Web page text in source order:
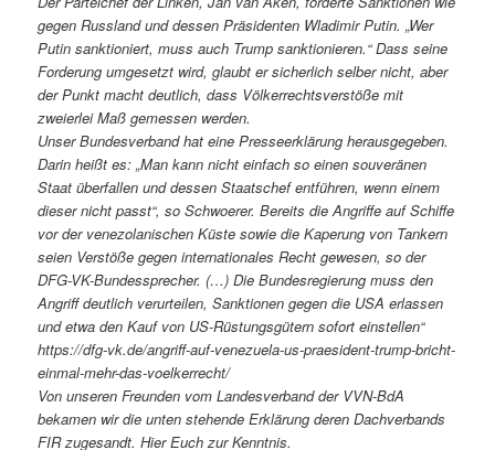
gegen Russland und dessen Präsidenten Wladimir Putin. „Wer
Putin sanktioniert, muss auch Trump sanktionieren.“ Dass seine
Forderung umgesetzt wird, glaubt er sicherlich selber nicht, aber
der Punkt macht deutlich, dass Völkerrechtsverstöße mit
zweierlei Maß gemessen werden.
Unser Bundesverband hat eine Presseerklärung herausgegeben.
Darin heißt es: „Man kann nicht einfach so einen souveränen
Staat überfallen und dessen Staatschef entführen, wenn einem
dieser nicht passt“, so Schwoerer. Bereits die Angriffe auf Schiffe
vor der venezolanischen Küste sowie die Kaperung von Tankern
seien Verstöße gegen internationales Recht gewesen, so der
DFG-VK-Bundessprecher. (…) Die Bundesregierung muss den
Angriff deutlich verurteilen, Sanktionen gegen die USA erlassen
und etwa den Kauf von US-Rüstungsgütern sofort einstellen“
https://dfg-vk.de/angriff-auf-venezuela-us-praesident-trump-bricht-
einmal-mehr-das-voelkerrecht/
Von unseren Freunden vom Landesverband der VVN-BdA
bekamen wir die unten stehende Erklärung deren Dachverbands
FIR zugesandt. Hier Euch zur Kenntnis.